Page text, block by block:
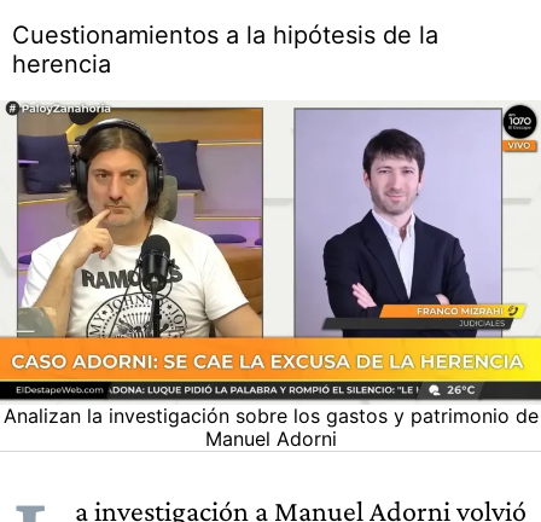
Cuestionamientos a la hipótesis de la
herencia
Analizan la investigación sobre los gastos y patrimonio de
Manuel Adorni
a investigación a Manuel Adorni volvió